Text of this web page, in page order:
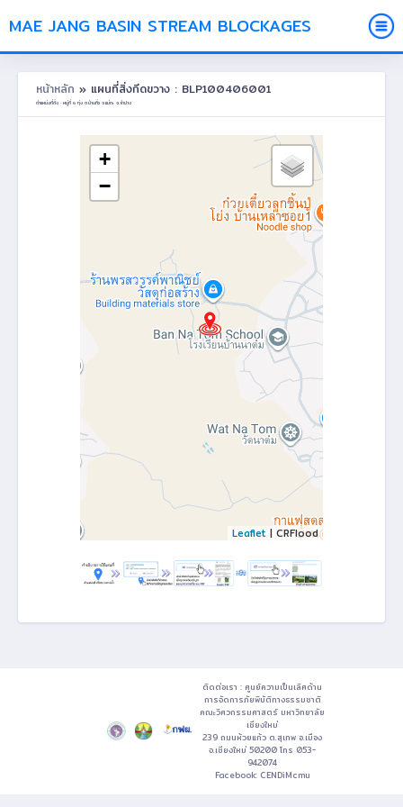
MAE JANG BASIN STREAM BLOCKAGES
หน้าหลัก » แผนที่สิ่งกีดขวาง : BLP100406001
ตำแหน่งที่ตั้ง : หมู่ที่ 6 ทุ่ง ต.บ้านกิ่ว อ.แม่ทะ จ.ลำปาง
+
−
Leaflet | CRFlood
ติดต่อเรา : ศูนย์ความเป็นเลิศด้าน
การจัดการภัยพิบัติทางธรรมชาติ
คณะวิศวกรรมศาสตร์ มหาวิทยาลัย
เชียงใหม่
239 ถนนห้วยแก้ว ต.สุเทพ อ.เมือง
จ.เชียงใหม่ 50200 โทร 053-
942074
Facebook: CENDiMcmu